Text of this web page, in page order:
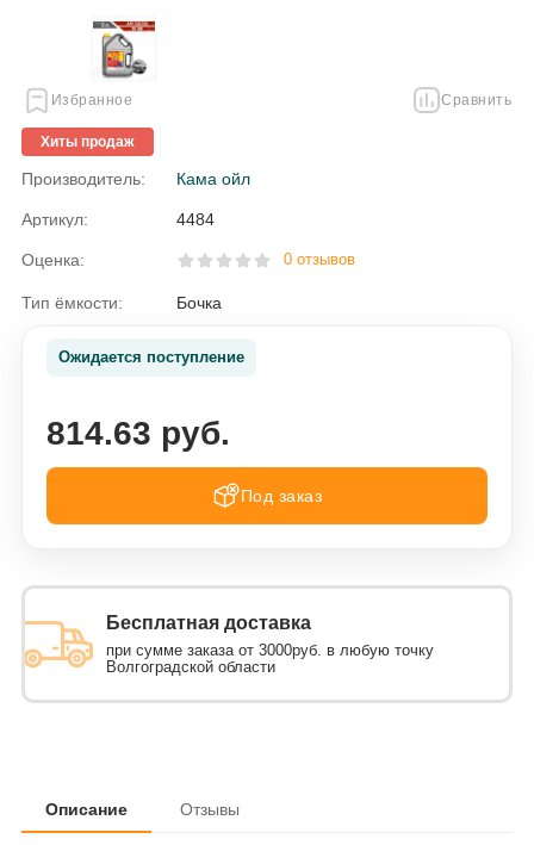
Избранное Сравнить
Хиты продаж
Производитель: Кама ойл
Артикул: 4484
Оценка: 0 отзывов
Тип ёмкости: Бочка
Ожидается поступление
814.63 руб.
Под заказ
Бесплатная доставка
при сумме заказа от 3000руб. в любую точку
Волгоградской области
Описание Отзывы